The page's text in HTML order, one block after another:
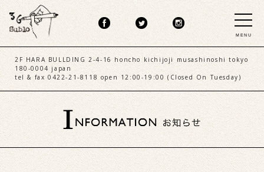
MENU
2F HARA BULLDING 2-4-16 honcho kichijoji musashinoshi tokyo
180-0004 japan
tel & fax 0422-21-8118 open 12:00-19:00 (Closed On Tuesday)